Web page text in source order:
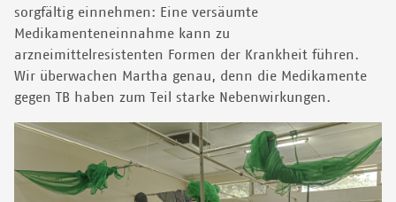
sorgfältig einnehmen: Eine versäumte
Medikamenteneinnahme kann zu
arzneimittelresistenten Formen der Krankheit führen.
Wir überwachen Martha genau, denn die Medikamente
gegen TB haben zum Teil starke Nebenwirkungen.
Image